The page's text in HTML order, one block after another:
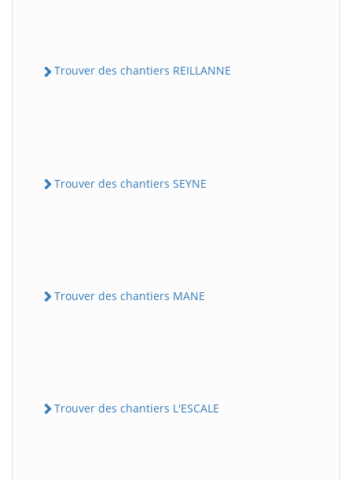
Trouver des chantiers REILLANNE
Trouver des chantiers SEYNE
Trouver des chantiers MANE
Trouver des chantiers L'ESCALE